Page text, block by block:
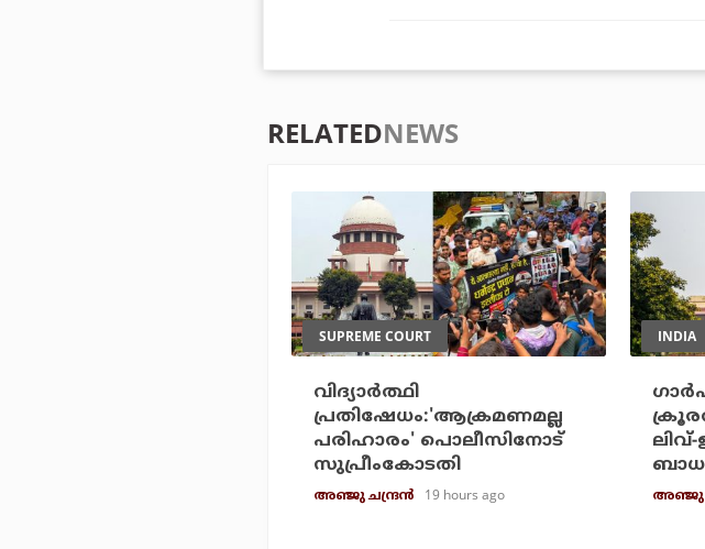
RELATEDNEWS
SUPREME COURT
വിദ്യാര്‍ത്ഥി
പ്രതിഷേധം:'ആക്രമണമല്ല
പരിഹാരം' പൊലീസിനോട്
സുപ്രീംകോടതി
അഞ്ജു ചന്ദ്രന്‍ 19 hours ago
INDIA
അഞ്ജു